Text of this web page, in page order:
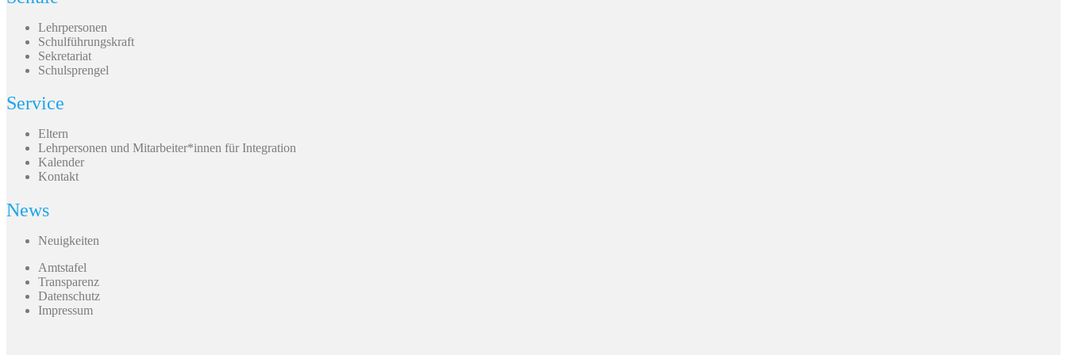
Lehrpersonen
Schulführungskraft
Sekretariat
Schulsprengel
Service
Eltern
Lehrpersonen und Mitarbeiter*innen für Integration
Kalender
Kontakt
News
Neuigkeiten
Amtstafel
Transparenz
Datenschutz
Impressum